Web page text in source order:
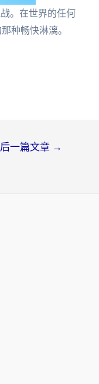
。在世界的任何
种畅快淋漓。
后一篇文章 →